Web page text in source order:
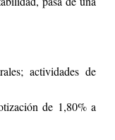
actividades de
de 1,80% a